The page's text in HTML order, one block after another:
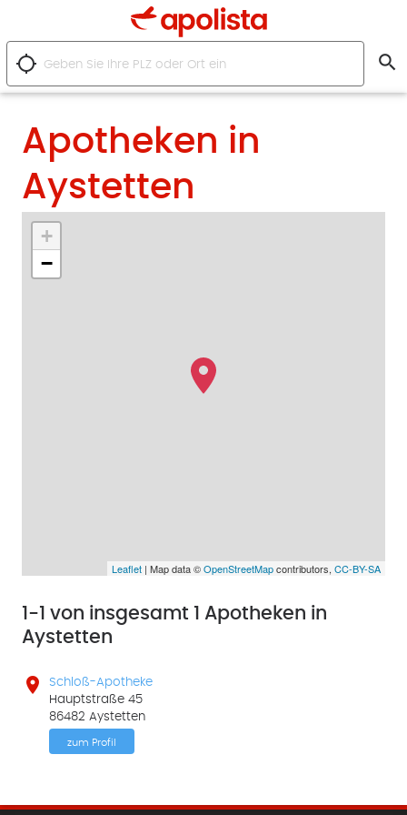
location_searching search
Apotheken in
Aystetten
+
−
Leaflet | Map data ©OpenStreetMapcontributors,CC-BY-SA
1-1 von insgesamt 1 Apotheken in
Aystetten

Schloß-Apotheke
Hauptstraße 45
86482 Aystetten
zum Profil